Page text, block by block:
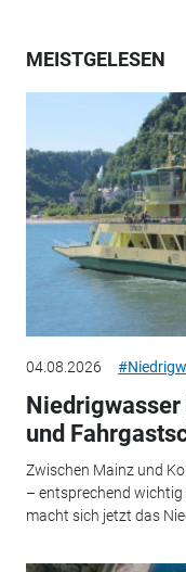
MEISTGELESEN
04.08.2026
Niedrigwasser
und
Zwischen Mainz und
– entsprechend wichtig
macht sich jetzt das